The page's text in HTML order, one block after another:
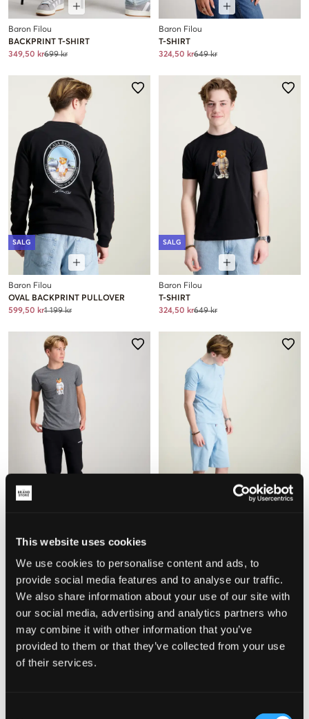
This website uses cookies
We use cookies to personalise content and ads, to
provide social media features and to analyse our traffic.
We also share information about your use of our site with
our social media, advertising and analytics partners who
may combine it with other information that you’ve
provided to them or that they’ve collected from your use
of their services.
Baron Filou
BACKPRINT T-SHIRT
349,50 kr699 kr
Baron Filou
T-SHIRT
324,50 kr649 kr
SALG
Baron Filou
OVAL BACKPRINT PULLOVER
599,50 kr1 199 kr
SALG
Baron Filou
T-SHIRT
324,50 kr649 kr
SALG
Baron Filou
699,50 kr1 399 kr
499,50 kr999 kr